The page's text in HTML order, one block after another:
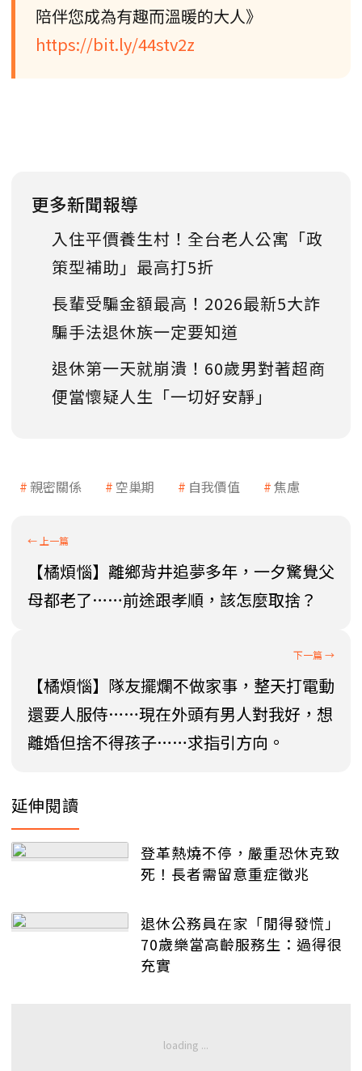
陪伴您成為有趣而溫暖的大人》
https://bit.ly/44stv2z
更多新聞報導
入住平價養生村！全台老人公寓「政
策型補助」最高打5折
長輩受騙金額最高！2026最新5大詐
騙手法退休族一定要知道
退休第一天就崩潰！60歲男對著超商
便當懷疑人生「一切好安靜」
親密關係 空巢期 自我價值 焦慮
【橘煩惱】離鄉背井追夢多年，一夕驚覺父
母都老了……前途跟孝順，該怎麼取捨？
【橘煩惱】隊友擺爛不做家事，整天打電動
還要人服侍……現在外頭有男人對我好，想
離婚但捨不得孩子……求指引方向。
延伸閱讀
登革熱燒不停，嚴重恐休克致
死！長者需留意重症徵兆
退休公務員在家「閒得發慌」
70歲樂當高齡服務生：過得很
充實